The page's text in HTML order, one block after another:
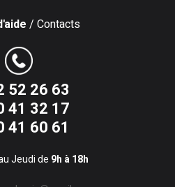
/ Contacts
52 26 63
41 32 17
41 60 61
Jeudi de 9h à 18h